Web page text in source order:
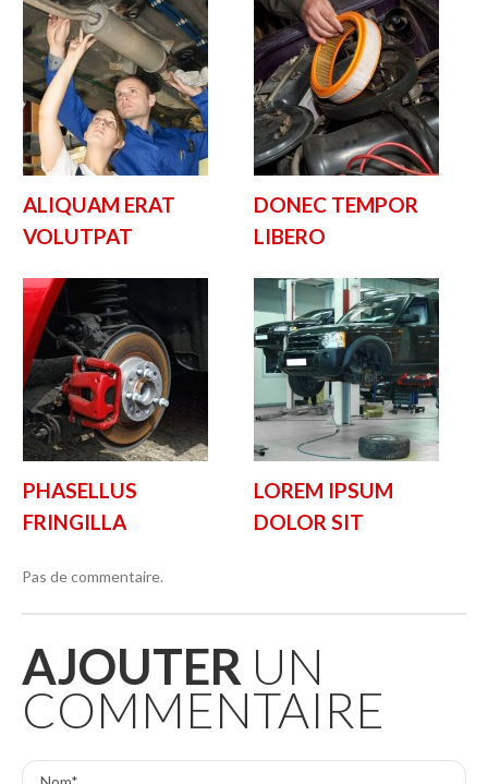
ALIQUAM ERAT
VOLUTPAT
DONEC TEMPOR
LIBERO
PHASELLUS
FRINGILLA
LOREM IPSUM
DOLOR SIT
Pas de commentaire.
AJOUTER UN
COMMENTAIRE